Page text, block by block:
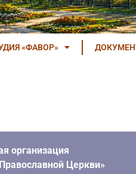
«ФАВОР»
организация
Церкви»